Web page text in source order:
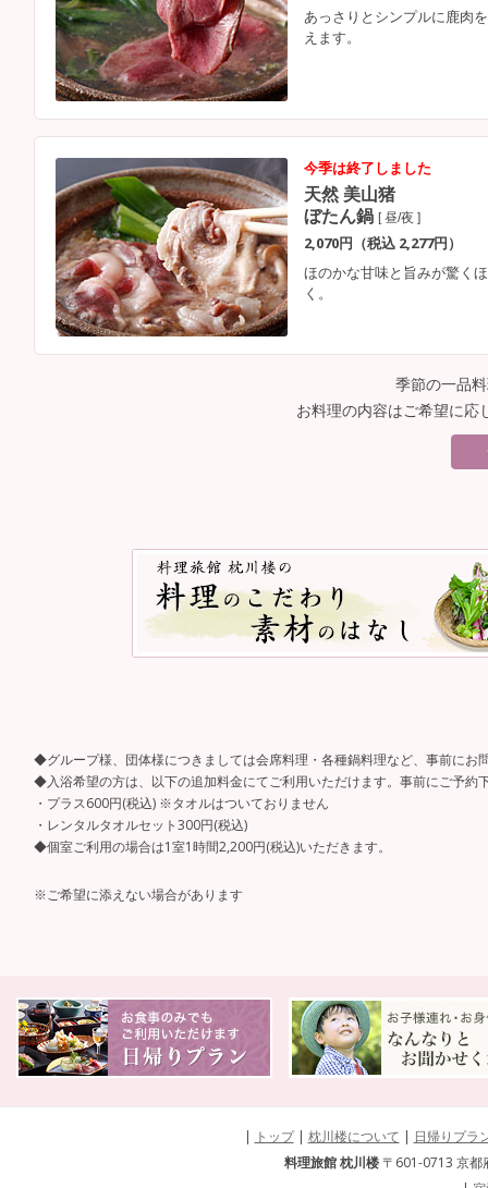
あっさりとシンプルに鹿肉
えます。
今季は終了しました
天然 美山猪
ぼたん鍋 [ 昼/夜 ]
2,070円（税込 2,277円）
ほのかな甘味と旨みが驚く
く。
季節の一品
お料理の内容はご希望に応
◆グループ様、団体様につきましては会席料理・各種鍋料理など、事前にお
◆入浴希望の方は、以下の追加料金にてご利用いただけます。事前にご予約
・プラス600円(税込) ※タオルはついておりません
・レンタルタオルセット300円(税込)
◆個室ご利用の場合は1室1時間2,200円(税込)いただきます。
※ご希望に添えない場合があります
| トップ| 枕川楼について | 日帰りプラ
料理旅館 枕川楼〒601-0713 京